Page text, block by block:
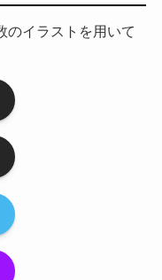
のイラストを用いて